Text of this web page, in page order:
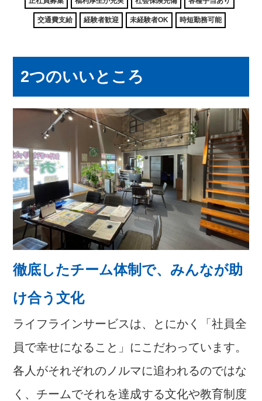
交通費支給 経験者歓迎 未経験者OK 時短勤務可能
2つのいいところ
徹底したチーム体制で、みんなが助
け合う文化
ライフラインサービスは、とにかく「社員全
員で幸せになること」にこだわっています。
各人がそれぞれのノルマに追われるのではな
く、チームでそれを達成する文化や教育制度